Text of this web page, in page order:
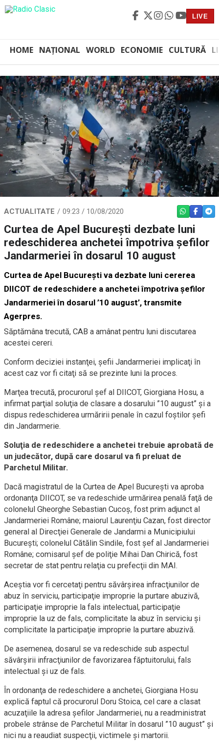
LIVE
HOME NAȚIONAL WORLD ECONOMIE CULTURĂ
ACTUALITATE 09:23 / 10/08/2020 WHATSAPP
Curtea de Apel București dezbate luni
redeschiderea anchetei împotriva șefilor
Jandarmeriei în dosarul 10 august
Curtea de Apel Bucureşti va dezbate luni cererea
DIICOT de redeschidere a anchetei împotriva şefilor
Jandarmeriei în dosarul ’10 august’, transmite
Agerpres.
Săptămâna trecută, CAB a amânat pentru luni discutarea
acestei cereri.
Conform deciziei instanţei, şefii Jandarmeriei implicaţi în
acest caz vor fi citaţi să se prezinte luni la proces.
Marţea trecută, procurorul şef al DIICOT, Giorgiana Hosu, a
infirmat parţial soluţia de clasare a dosarului ”10 august” şi a
dispus redeschiderea urmăririi penale în cazul foştilor şefi
din Jandarmerie.
Soluţia de redeschidere a anchetei trebuie aprobată de
un judecător, după care dosarul va fi preluat de
Parchetul Militar.
Dacă magistratul de la Curtea de Apel Bucureşti va aproba
ordonanţa DIICOT, se va redeschide urmărirea penală faţă de
colonelul Gheorghe Sebastian Cucoş, fost prim adjunct al
Jandarmeriei Române; maiorul Laurenţiu Cazan, fost director
general al Direcţiei Generale de Jandarmi a Municipiului
Bucureşti; colonelul Cătălin Sindile, fost şef al Jandarmeriei
Române; comisarul şef de poliţie Mihai Dan Chirică, fost
secretar de stat pentru relaţia cu prefecţii din MAI.
Aceştia vor fi cercetaţi pentru săvârşirea infracţiunilor de
abuz în serviciu, participaţie improprie la purtare abuzivă,
participaţie improprie la fals intelectual, participaţie
improprie la uz de fals, complicitate la abuz în serviciu şi
complicitate la participaţie improprie la purtare abuzivă.
De asemenea, dosarul se va redeschide sub aspectul
săvârşirii infracţiunilor de favorizarea făptuitorului, fals
intelectual şi uz de fals.
În ordonanţa de redeschidere a anchetei, Giorgiana Hosu
explică faptul că procurorul Doru Stoica, cel care a clasat
acuzaţiile la adresa şefilor Jandarmeriei, nu a readministrat
probele strânse de Parchetul Militar în dosarul ”10 august” şi
nici nu a reaudiat suspecţii, victimele şi martorii.